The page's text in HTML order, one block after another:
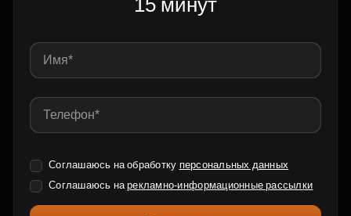
15 минут
Соглашаюсь на обработку персональных данных
Соглашаюсь нарекламно-информационные рассылки